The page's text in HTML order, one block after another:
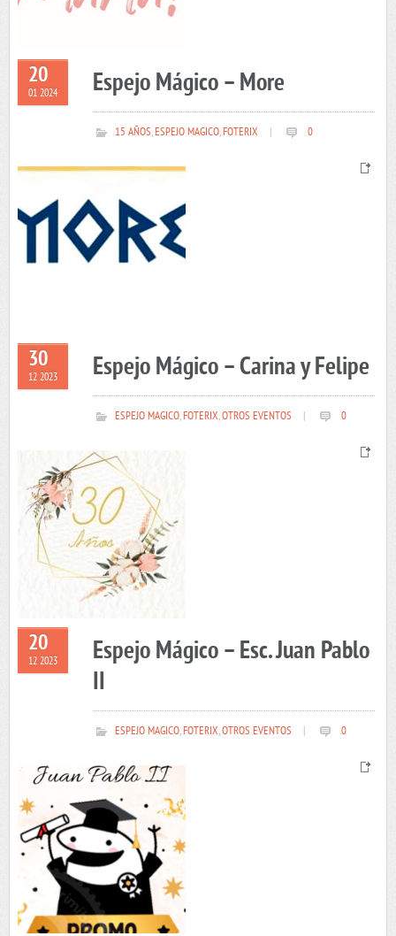
20
01 2024 Espejo Mágico – More
15 AÑOS,ESPEJO MAGICO,FOTERIX 0
30
12 2023 Espejo Mágico – Carina y Felipe
ESPEJO MAGICO,FOTERIX,OTROS EVENTOS 0
20
12 2023
Espejo Mágico – Esc. Juan Pablo
II
ESPEJO MAGICO,FOTERIX,OTROS EVENTOS 0